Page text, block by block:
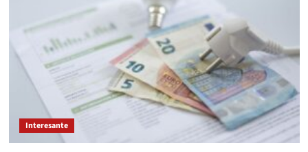
Interesante